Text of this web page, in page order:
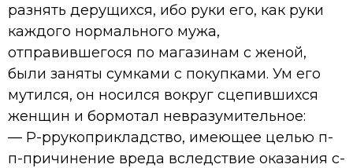
разнять дерущихся, ибо руки его, как руки
каждого нормального мужа,
отправившегося по магазинам с женой,
были заняты сумками с покупками. Ум его
мутился, он носился вокруг сцепившихся
женщин и бормотал невразумительное:
— Р-ррукоприкладство, имеющее целью п-
п-причинение вреда вследствие оказания с-